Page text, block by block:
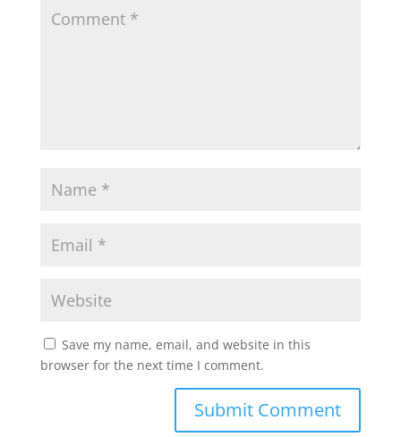
Save my name, email, and website in this
browser for the next time I comment.